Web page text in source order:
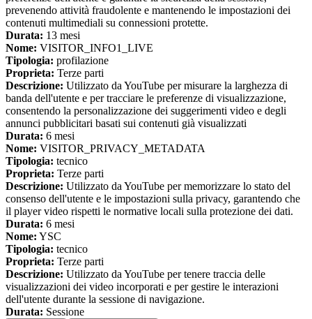
prevenendo attività fraudolente e mantenendo le impostazioni dei
contenuti multimediali su connessioni protette.
Durata: 13 mesi
Nome: VISITOR_INFO1_LIVE
Tipologia: profilazione
Proprieta: Terze parti
Descrizione: Utilizzato da YouTube per misurare la larghezza di
banda dell'utente e per tracciare le preferenze di visualizzazione,
consentendo la personalizzazione dei suggerimenti video e degli
annunci pubblicitari basati sui contenuti già visualizzati
Durata: 6 mesi
Nome: VISITOR_PRIVACY_METADATA
Tipologia: tecnico
Proprieta: Terze parti
Descrizione: Utilizzato da YouTube per memorizzare lo stato del
consenso dell'utente e le impostazioni sulla privacy, garantendo che
il player video rispetti le normative locali sulla protezione dei dati.
Durata: 6 mesi
Nome: YSC
Tipologia: tecnico
Proprieta: Terze parti
Descrizione: Utilizzato da YouTube per tenere traccia delle
visualizzazioni dei video incorporati e per gestire le interazioni
dell'utente durante la sessione di navigazione.
Durata: Sessione